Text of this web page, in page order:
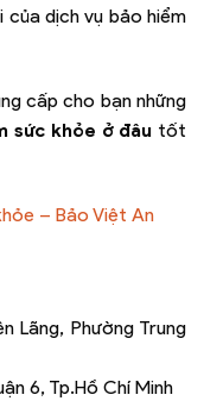
dịch vụ bảo hiểm
cấp cho bạn những
sức khỏe ở đâu tốt
– Bảo Việt An
Lãng, Phường Trung
6, Tp.Hồ Chí Minh